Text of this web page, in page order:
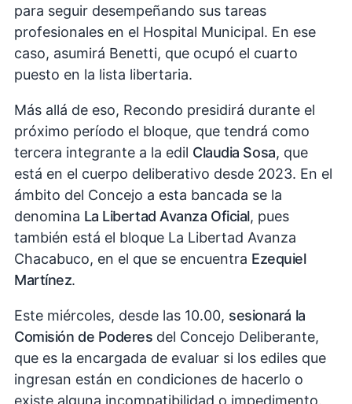
para seguir desempeñando sus tareas
profesionales en el Hospital Municipal. En ese
caso, asumirá Benetti, que ocupó el cuarto
puesto en la lista libertaria.
Más allá de eso, Recondo presidirá durante el
próximo período el bloque, que tendrá como
tercera integrante a la edil Claudia Sosa, que
está en el cuerpo deliberativo desde 2023. En el
ámbito del Concejo a esta bancada se la
denomina La Libertad Avanza Oficial, pues
también está el bloque La Libertad Avanza
Chacabuco, en el que se encuentra Ezequiel
Martínez.
Este miércoles, desde las 10.00, sesionará la
Comisión de Poderes del Concejo Deliberante,
que es la encargada de evaluar si los ediles que
ingresan están en condiciones de hacerlo o